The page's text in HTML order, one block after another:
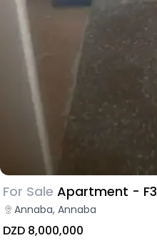
For Sale Apartment - F3
Annaba, Annaba
DZD 8,000,000